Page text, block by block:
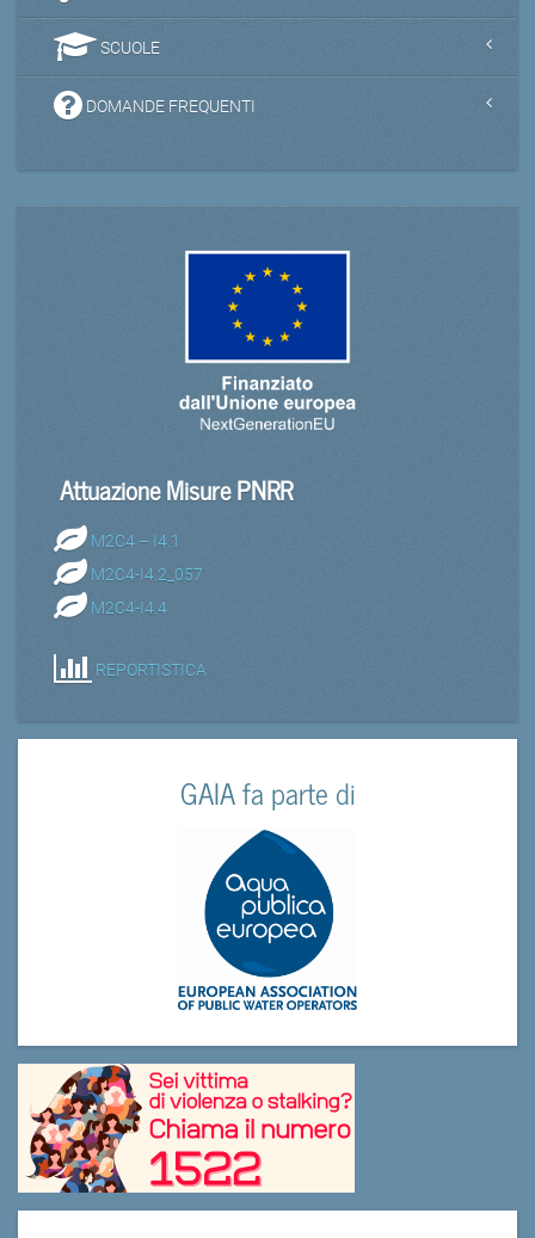
SCUOLE
DOMANDE FREQUENTI
Attuazione Misure PNRR
M2C4 – I4.1
M2C4-I4.2_057
M2C4-I4.4
REPORTISTICA
GAIA fa parte di